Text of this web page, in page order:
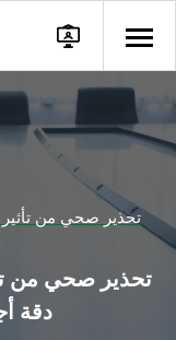
تحذير صحي من
تحذير صحي من
دقة